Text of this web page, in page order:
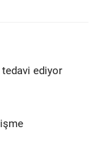
tedavi ediyor